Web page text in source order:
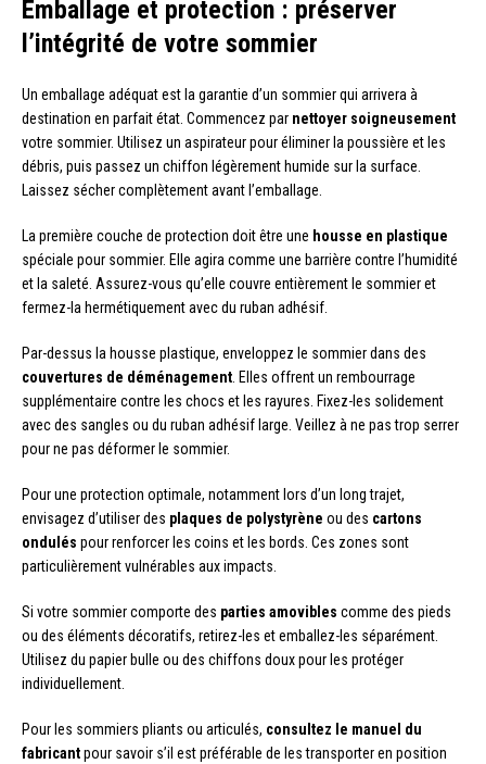
Emballage et protection : préserver
l’intégrité de votre sommier
Un emballage adéquat est la garantie d’un sommier qui arrivera à
destination en parfait état. Commencez par nettoyer soigneusement
votre sommier. Utilisez un aspirateur pour éliminer la poussière et les
débris, puis passez un chiffon légèrement humide sur la surface.
Laissez sécher complètement avant l’emballage.
La première couche de protection doit être une housse en plastique
spéciale pour sommier. Elle agira comme une barrière contre l’humidité
et la saleté. Assurez-vous qu’elle couvre entièrement le sommier et
fermez-la hermétiquement avec du ruban adhésif.
Par-dessus la housse plastique, enveloppez le sommier dans des
couvertures de déménagement . Elles offrent un rembourrage
supplémentaire contre les chocs et les rayures. Fixez-les solidement
avec des sangles ou du ruban adhésif large. Veillez à ne pas trop serrer
pour ne pas déformer le sommier.
Pour une protection optimale, notamment lors d’un long trajet,
envisagez d’utiliser des plaques de polystyrène ou des cartons
ondulés pour renforcer les coins et les bords. Ces zones sont
particulièrement vulnérables aux impacts.
Si votre sommier comporte des parties amovibles comme des pieds
ou des éléments décoratifs, retirez-les et emballez-les séparément.
Utilisez du papier bulle ou des chiffons doux pour les protéger
individuellement.
Pour les sommiers pliants ou articulés, consultez le manuel du
fabricantpour savoir s’il est préférable de les transporter en position